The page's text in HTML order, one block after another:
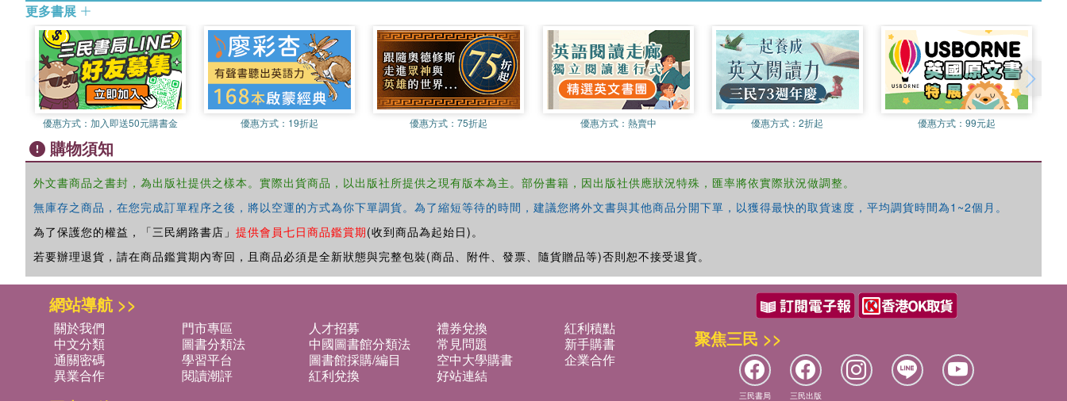
更多書展
優惠方式： 加入即送50元購書金 優惠方式： 19折起 優惠方式：75折起 優惠方式： 熱賣中 優惠方式：2折起 優惠方式：99元起
購物須知
外文書商品之書封，為出版社提供之樣本。實際出貨商品，以出版社所提供之現有版本為主。部份書籍，因出版社供應狀況特殊，匯率將依實際狀況做調整。
無庫存之商品，在您完成訂單程序之後，將以空運的方式為你下單調貨。為了縮短等待的時間，建議您將外文書與其他商品分開下單，以獲得最快的取貨速度，平均調貨時間為1~2個月。
為了保護您的權益，「三民網路書店」 提供會員七日商品鑑賞期(收到商品為起始日)。
若要辦理退貨，請在商品鑑賞期內寄回，且商品必須是全新狀態與完整包裝(商品、附件、發票、隨貨贈品等)否則恕不接受退貨。
網站導航 >>
關於我們 門市專區 人才招募 禮券兌換
紅利積點
中文分類
圖書分類法 中國圖書館分類法 常見問題
新手購書
通關密碼
學習平台 圖書館採購/編目 空中大學購書
企業合作
異業合作
閱讀潮評 紅利兌換 好站連結
聚焦三民 >>
三民書局 三民出版